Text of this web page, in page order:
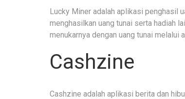
Lucky Miner adalah aplikasi penghasil
menghasilkan uang tunai serta hadiah
menukarnya dengan uang tunai melalui
Cashzine
Cashzine adalah aplikasi berita dan